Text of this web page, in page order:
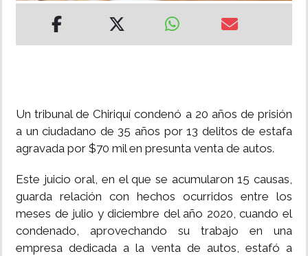
MULTIMEDIA
Un tribunal de Chiriquí condenó a 20 años de prisión
a un ciudadano de 35 años por 13 delitos de estafa
agravada por $70 mil en presunta venta de autos.
Este juicio oral, en el que se acumularon 15 causas,
guarda relación con hechos ocurridos entre los
meses de julio y diciembre del año 2020, cuando el
condenado, aprovechando su trabajo en una
empresa dedicada a la venta de autos, estafó a